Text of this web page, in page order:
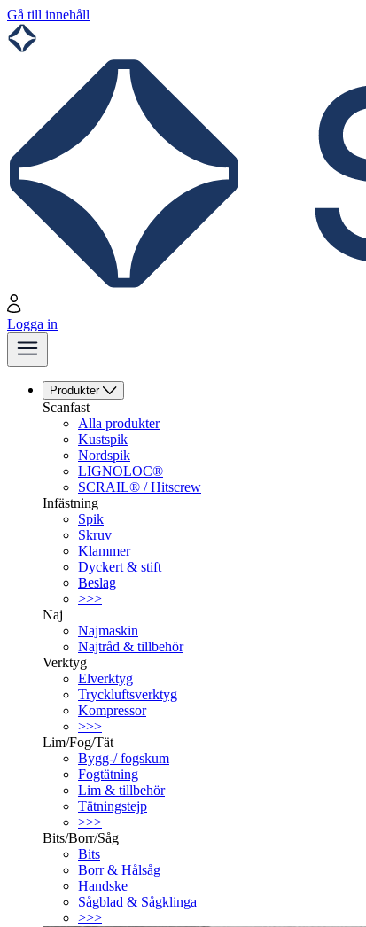
Gå till innehåll
Logga in
Produkter
Scanfast
Alla produkter
Kustspik
Nordspik
LIGNOLOC®
SCRAIL® / Hitscrew
Infästning
Spik
Skruv
Klammer
Dyckert & stift
Beslag
>>>
Naj
Najmaskin
Najtråd & tillbehör
Verktyg
Elverktyg
Tryckluftsverktyg
Kompressor
>>>
Lim/Fog/Tät
Bygg-/ fogskum
Fogtätning
Lim & tillbehör
Tätningstejp
>>>
Bits/Borr/Såg
Bits
Borr & Hålsåg
Handske
Sågblad & Sågklinga
>>>